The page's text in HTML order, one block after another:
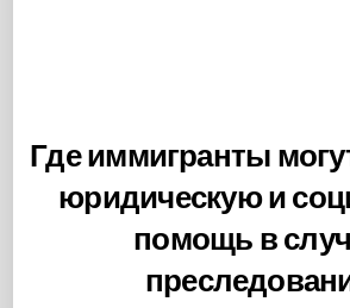
Где иммигранты
юридическую и
помощь в